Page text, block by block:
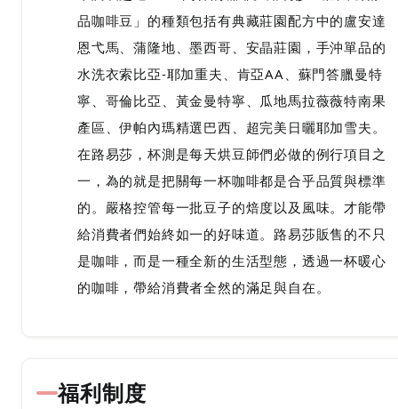
品咖啡豆」的種類包括有典藏莊園配方中的盧安達
恩弋馬、蒲隆地、墨西哥、安晶莊園，手沖單品的
水洗衣索比亞-耶加重夫、肯亞AA、蘇門答臘曼特
寧、哥倫比亞、黃金曼特寧、瓜地馬拉薇薇特南果
產區、伊帕內瑪精選巴西、超完美日曬耶加雪夫。
在路易莎，杯測是每天烘豆師們必做的例行項目之
一，為的就是把關每一杯咖啡都是合乎品質與標準
的。嚴格控管每一批豆子的焙度以及風味。才能帶
給消費者們始終如一的好味道。路易莎販售的不只
是咖啡，而是一種全新的生活型態，透過一杯暖心
的咖啡，帶給消費者全然的滿足與自在。
福利制度